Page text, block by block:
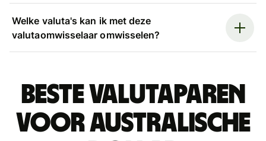
Welke valuta's kan ik met deze
valutaomwisselaar omwisselen?
Beste valutaparen
voor Australische